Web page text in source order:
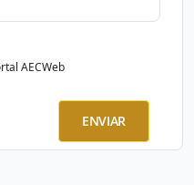
AECWeb
ENVIAR